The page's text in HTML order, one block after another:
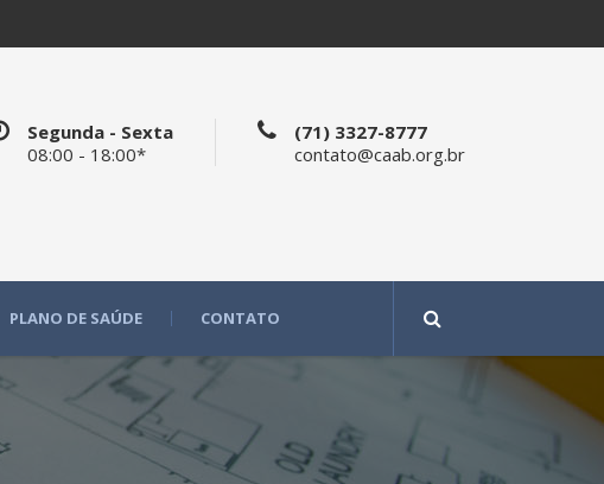
Segunda - Sexta
08:00 - 18:00*
(71) 3327-8777
contato@caab.org.br
PLANO DE SAÚDE CONTATO